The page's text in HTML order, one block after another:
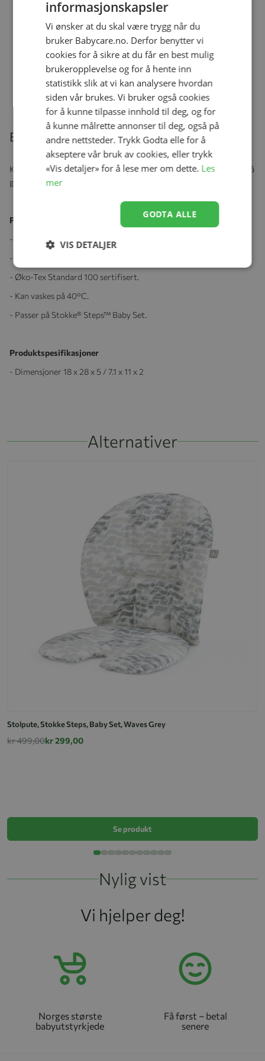
Stokke® Flexi Bath X-Large, Sandy
Beige
kr 659,00 kr 499,00
Beskrivelse
Komfortabel pute som kan festes til Stokke® Steps™ Baby set for å
gjøre den mykere og stiligere.
Produktegenskaper:
- Myk, polstret pute i to deler (sete og rygg).
- Praktisk vannavstøtende stoff.
- Øko-Tex Standard 100 sertifisert.
- Kan vaskes på 40°C.
- Passer på Stokke® Steps™ Baby Set.
Produktspesifikasjoner
- Dimensjoner 18 x 28 x 5 / 7.1 x 11 x 2
Relaterte produkter
Alternativer
Stolpute, Stokke Steps, Baby Set, Waves Grey
kr 499,00kr 299,00
Se produkt
Nylig vist
Vi hjelper deg!
Norges største
babyutstyrkjede
Få først – betal
senere
informasjonskapsler
Vi ønsker at du skal være trygg når du
bruker Babycare.no. Derfor benytter vi
cookies for å sikre at du får en best mulig
brukeropplevelse og for å hente inn
statistikk slik at vi kan analysere hvordan
siden vår brukes. Vi bruker også cookies
for å kunne tilpasse innhold til deg, og for
å kunne målrette annonser til deg, også på
andre nettsteder. Trykk Godta elle for å
akseptere vår bruk av cookies, eller trykk
«Vis detaljer» for å lese mer om dette. Les
mer
GODTA ALLE
VIS DETALJER